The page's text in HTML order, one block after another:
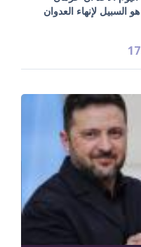
السبيل لإنهاء العدوان